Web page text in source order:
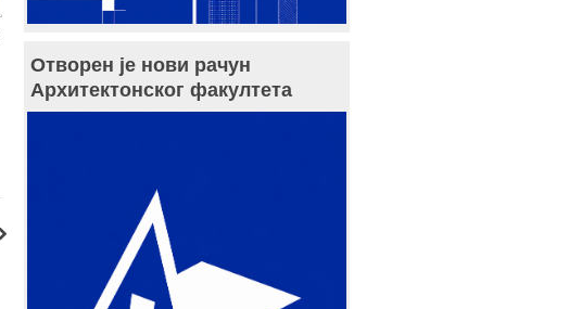
Отворен је нови рачун
Архитектонског факултета